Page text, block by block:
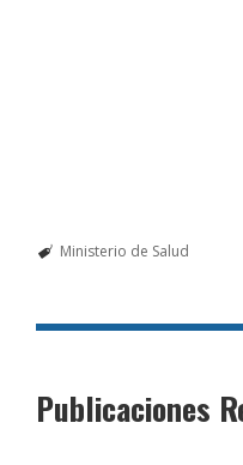
Ministerio de Salud
Publicaciones